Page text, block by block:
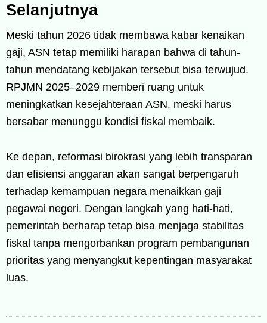
Selanjutnya
Meski tahun 2026 tidak membawa kabar kenaikan
gaji, ASN tetap memiliki harapan bahwa di tahun-
tahun mendatang kebijakan tersebut bisa terwujud.
RPJMN 2025–2029 memberi ruang untuk
meningkatkan kesejahteraan ASN, meski harus
bersabar menunggu kondisi fiskal membaik.
Ke depan, reformasi birokrasi yang lebih transparan
dan efisiensi anggaran akan sangat berpengaruh
terhadap kemampuan negara menaikkan gaji
pegawai negeri. Dengan langkah yang hati-hati,
pemerintah berharap tetap bisa menjaga stabilitas
fiskal tanpa mengorbankan program pembangunan
prioritas yang menyangkut kepentingan masyarakat
luas.